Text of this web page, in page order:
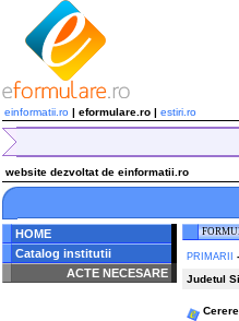
einformatii.ro | eformulare.ro | estiri.ro
website dezvoltat de einformatii.ro
HOME
Catalog institutii
ACTE NECESARE
PRIMARII -
Judetul